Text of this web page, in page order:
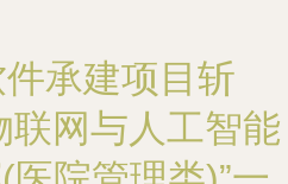
承建项目斩
联网与人工智能